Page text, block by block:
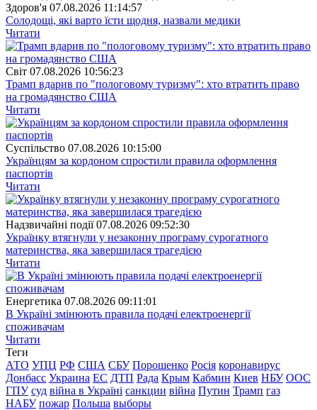
Здоров'я 07.08.2026 11:14:57
Солодощі, які варто їсти щодня, назвали медики
Читати
Свiт 07.08.2026 10:56:23
Трамп вдарив по "пологовому туризму": хто втратить право
на громадянство США
Читати
Суспiльство 07.08.2026 10:15:00
Українцям за кордоном спростили правила оформлення
паспортів
Читати
Надзвичайні події 07.08.2026 09:52:30
Українку втягнули у незаконну програму сурогатного
материнства, яка завершилася трагедією
Читати
Енергетика 07.08.2026 09:11:01
В Україні змінюють правила подачі електроенергії
споживачам
Читати
Теги
АТО УПЦ РФ США СБУ Порошенко Росія коронавирус
Донбасс Украина ЕС ДТП Рада Крым Кабмин Киев НБУ ООС
ГПУ суд війна в Україні санкции війна Путин Трамп газ
НАБУ пожар Польша выборы